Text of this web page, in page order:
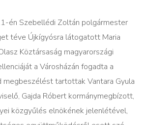
én Szebellédi Zoltán polgármester
téve Újkígyósra látogatott Maria
Köztársaság magyarországi
a Városházán fogadta a
megbeszélést tartottak Vantara Gyula
Gajda Róbert kormánymegbízott,
közgyűlés elnökének jelenlétével,